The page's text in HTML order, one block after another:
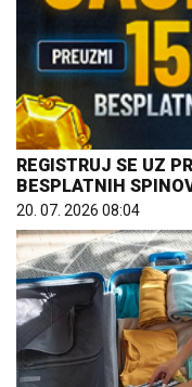
REGISTRUJ SE UZ
BESPLATNIH
20. 07. 2026 08:04